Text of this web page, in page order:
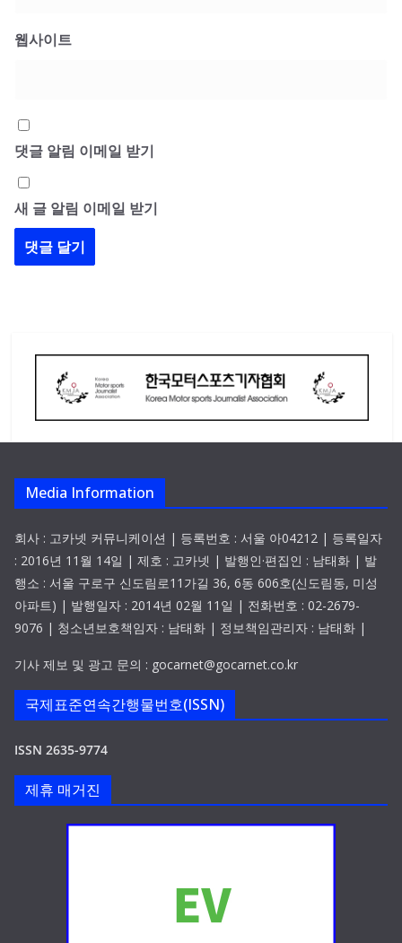
웹사이트
댓글 알림 이메일 받기
새 글 알림 이메일 받기
Media Information
회사 : 고카넷 커뮤니케이션 | 등록번호 : 서울 아04212 | 등록일자
: 2016년 11월 14일 | 제호 : 고카넷 | 발행인·편집인 : 남태화 | 발
행소 : 서울 구로구 신도림로11가길 36, 6동 606호(신도림동, 미성
아파트) | 발행일자 : 2014년 02월 11일 | 전화번호 : 02-2679-
9076 | 청소년보호책임자 : 남태화 | 정보책임관리자 : 남태화 |
기사 제보 및 광고 문의 : gocarnet@gocarnet.co.kr
국제표준연속간행물번호(ISSN)
ISSN 2635-9774
제휴 매거진